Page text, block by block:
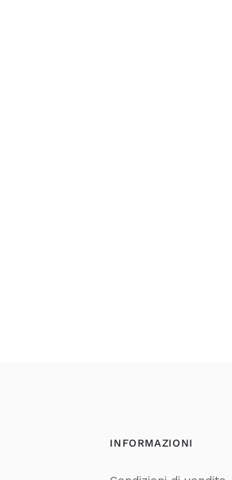
INFORMAZIONI